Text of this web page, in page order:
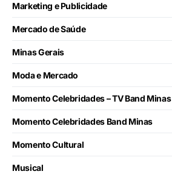
Marketing e Publicidade
Mercado de Saúde
Minas Gerais
Moda e Mercado
Momento Celebridades – TV Band Minas
Momento Celebridades Band Minas
Momento Cultural
Musical